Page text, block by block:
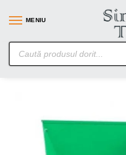
MENIU
SimpleTools.ro –
Prima pagină
Zdrobitoare